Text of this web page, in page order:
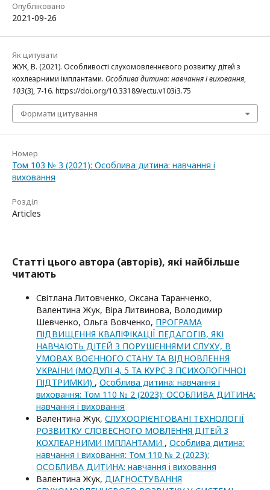
Опубліковано
2021-09-26
Як цитувати
ЖУК, В. (2021). Особливості слухомовленнєвого розвитку дітей з
кохлеарними імплантами. Особлива дитина: навчання і виховання,
103(3), 7-16. https://doi.org/10.33189/ectu.v103i3.75
Формати цитування
Номер
Том 103 № 3 (2021): Особлива дитина: навчання і
виховання
Розділ
Articles
Статті цього автора (авторів), які найбільше
читають
Світлана Литовченко, Oксана Таранченко,
Валентина Жук, Віра Литвинова, Володимир
Шевченко, Ольга Вовченко, ПРОГРАМА
ПІДВИЩЕННЯ КВАЛІФІКАЦІЇ ПЕДАГОГІВ, ЯКІ
НАВЧАЮТЬ ДІТЕЙ З ПОРУШЕННЯМИ СЛУХУ, В
УМОВАХ ВОЄННОГО СТАНУ ТА ВІДНОВЛЕННЯ
УКРАЇНИ (МОДУЛІ 4, 5 ТА КУРС З ПСИХОЛОГІЧНОЇ
ПІДТРИМКИ) , Особлива дитина: навчання і
виховання: Том 110 № 2 (2023): ОСОБЛИВА ДИТИНА:
навчання i виховання
Валентина Жук, СЛУХООРІЄНТОВАНІ ТЕХНОЛОГІЇ
РОЗВИТКУ СЛОВЕСНОГО МОВЛЕННЯ ДІТЕЙ З
КОХЛЕАРНИМИ ІМПЛАНТАМИ , Особлива дитина:
навчання і виховання: Том 110 № 2 (2023):
ОСОБЛИВА ДИТИНА: навчання i виховання
Валентина Жук, ДІАГНОСТУВАННЯ